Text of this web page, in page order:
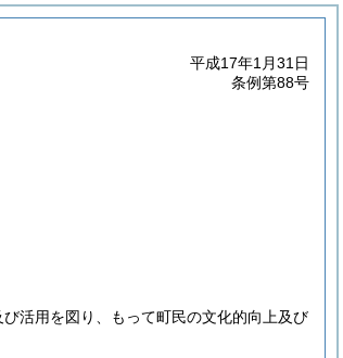
平成17年1月31日
条例第88号
活用を図り、もって町民の文化的向上及び